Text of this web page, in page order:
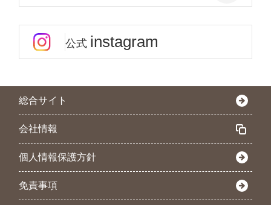
公式 instagram
総合サイト
会社情報
個人情報保護方針
免責事項